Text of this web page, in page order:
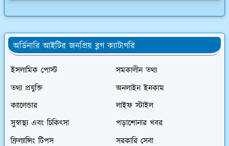
অর্ডিনারি আইটির জনপ্রিয় ব্লগ ক্যাটাগরি
ইসলামিক পোস্ট
সমকালীন তথ্য
তথ্য প্রযুক্তি
অনলাইন ইনকাম
ক্যালেন্ডার
লাইফ স্টাইল
সুস্বাস্থ্য এবং চিকিৎসা
পড়াশোনার খবর
ফ্রিল্যান্সিং টিপস
সরকারি সেবা